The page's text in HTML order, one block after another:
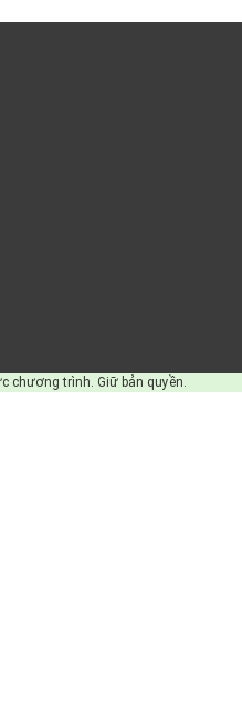
chương trình. Giữ bản quyền.